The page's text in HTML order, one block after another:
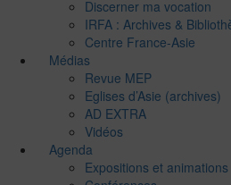
Discerner ma vocation
IRFA : Archives &
Centre France-Asie
Médias
Revue MEP
Eglises d’Asie (archives)
AD EXTRA
Vidéos
Agenda
Expositions et animations